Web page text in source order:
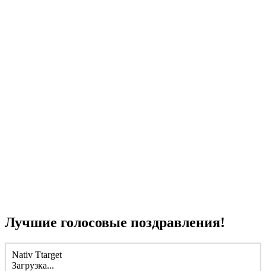
Лучшие голосовые поздравления!
Nativ Ttarget
Загрузка...